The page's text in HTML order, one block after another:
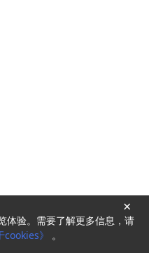
HyperKitty
体验。需要了解更多信息，请
cookies》 。
×